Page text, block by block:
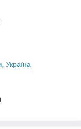
Україна